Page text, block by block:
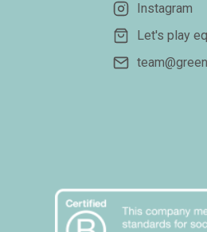
Instagram
Let's play